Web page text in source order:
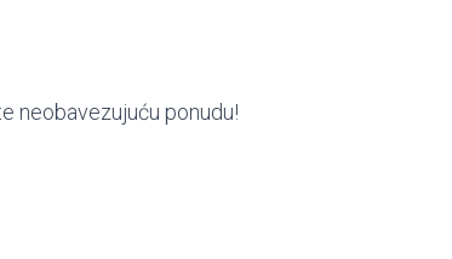
neobavezujuću ponudu!